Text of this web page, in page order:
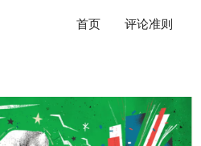
首页 评论准则